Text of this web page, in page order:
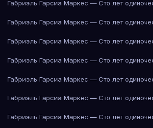
Габриэль Гарсиа Маркес — Сто лет
Габриэль Гарсиа Маркес — Сто лет
Габриэль Гарсиа Маркес — Сто лет
Габриэль Гарсиа Маркес — Сто лет
Габриэль Гарсиа Маркес — Сто лет
Габриэль Гарсиа Маркес — Сто лет
Габриэль Гарсиа Маркес — Сто лет